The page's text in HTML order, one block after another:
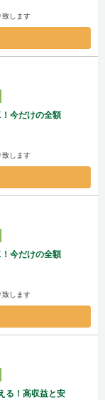
致します
今だけの全額
致します
今だけの全額
致します
る！高収益と安